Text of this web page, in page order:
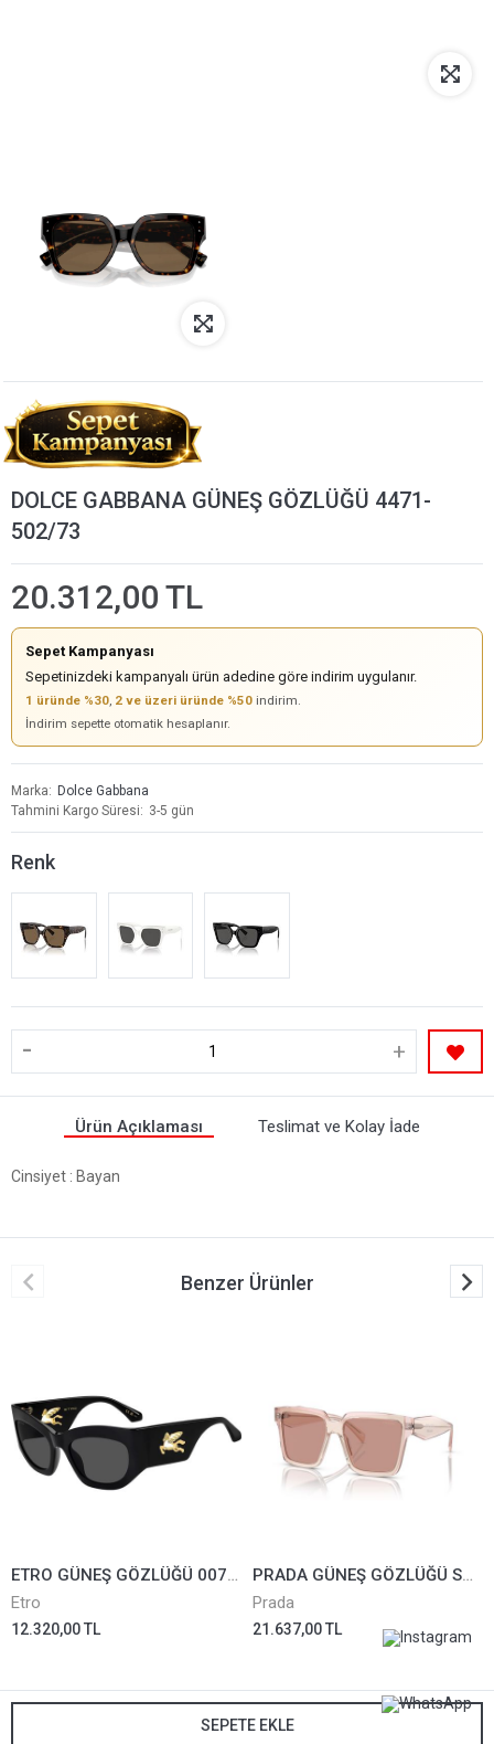
DOLCE GABBANA GÜNEŞ GÖZLÜĞÜ 4471-
502/73
20.312,00 TL
Sepet Kampanyası
Sepetinizdeki kampanyalı ürün adedine göre indirim uygulanır.
1 üründe %30, 2 ve üzeri üründe %50 indirim.
İndirim sepette otomatik hesaplanır.
Marka
Dolce Gabbana
Tahmini Kargo Süresi
3-5 gün
Renk
- +
SEPETE EKLE
Ürün Açıklaması Teslimat ve Kolay İade
Cinsiyet : Bayan
Benzer Ürünler
ETRO GÜNEŞ GÖZLÜĞÜ 0074/G/S-807IR
Etro
12.320,00 TL
PRADA GÜNEŞ GÖZLÜĞÜ SPR24Z-13I08M
Prada
21.637,00 TL